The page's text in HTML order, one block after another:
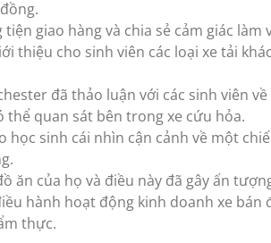
giao hàng và chia sẻ cảm giác
thiệu cho sinh viên các loại xe tải
đã thảo luận với các sinh viên
thể quan sát bên trong xe cứu hỏa.
học sinh cái nhìn cận cảnh về một
ăn của họ và điều này đã gây ấn
hành hoạt động kinh doanh xe
thực.